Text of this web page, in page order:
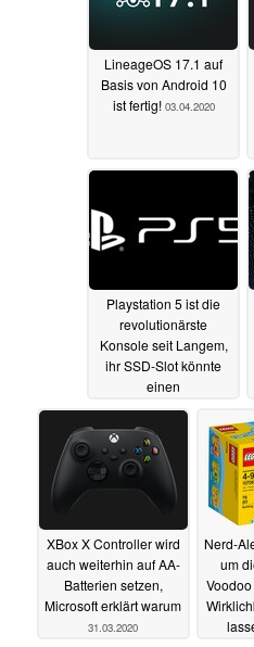
LineageOS 17.1 auf
Basis von Android 10
ist fertig! 03.04.2020
Playstation 5 ist die
revolutionärste
Konsole seit Langem,
ihr SSD-Slot könnte
einen
Paradigmenwechsel
herbeiführen
02.04.2020
XBox X Controller wird
auch weiterhin auf AA-
Batterien setzen,
Microsoft erklärt warum
31.03.2020
Nerd-
um